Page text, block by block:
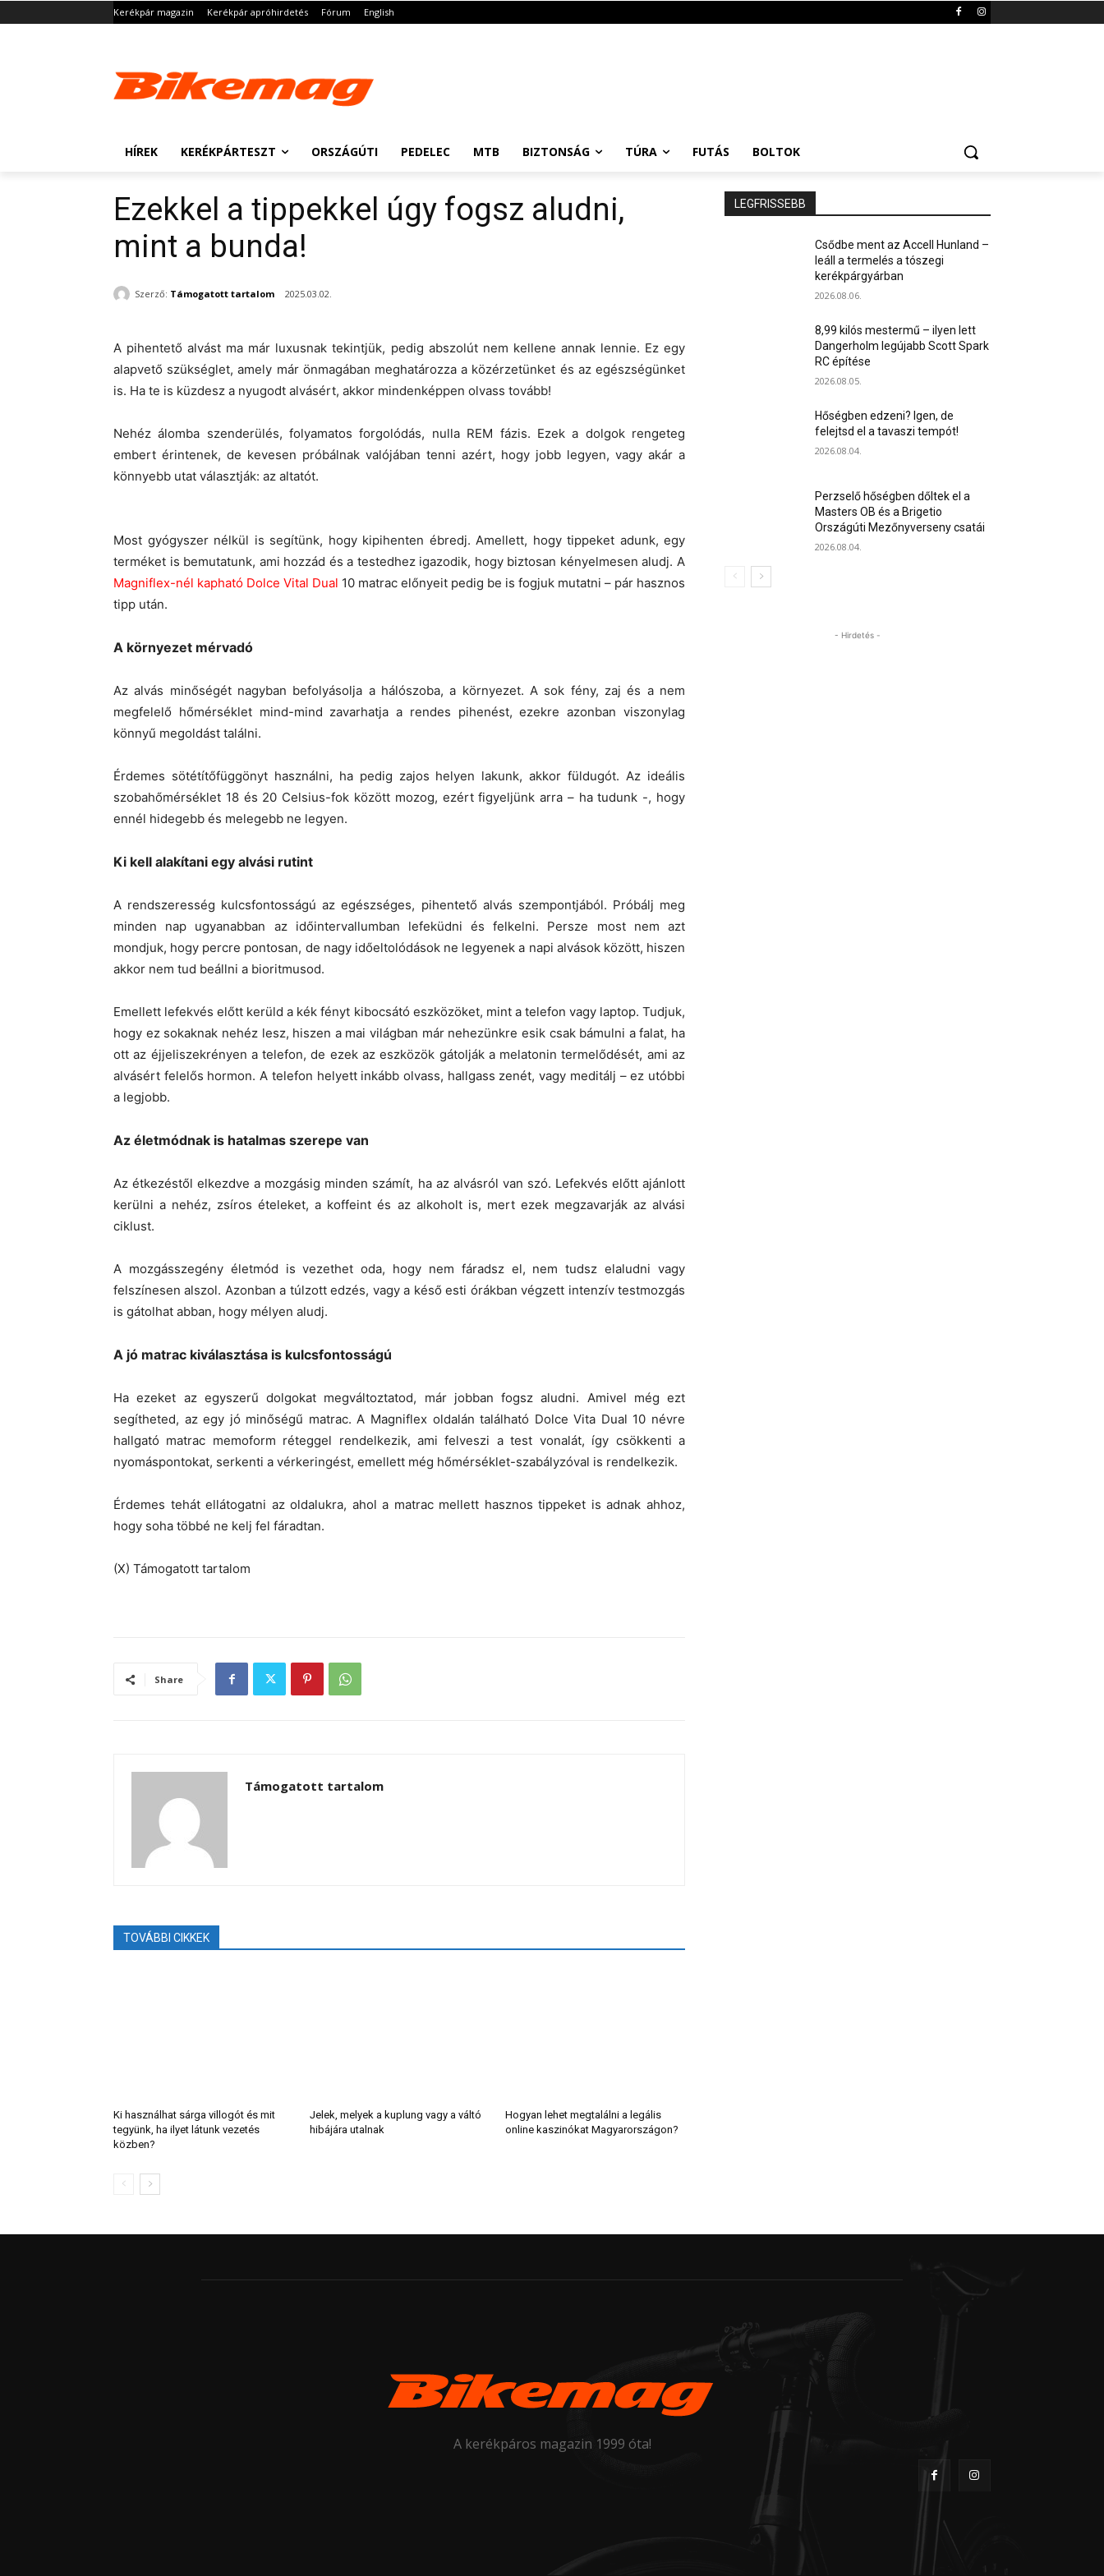
Kerékpár magazin Kerékpár apróhirdetés Fórum English
HÍREK KERÉKPÁRTESZT ORSZÁGÚTI PEDELEC MTB BIZTONSÁG TÚRA FUTÁS BOLTOK
Ezekkel a tippekkel úgy fogsz aludni,
mint a bunda!
Szerző: Támogatott tartalom 2025.03.02.
A pihentető alvást ma már luxusnak tekintjük, pedig abszolút nem kellene annak lennie. Ez egy
alapvető szükséglet, amely már önmagában meghatározza a közérzetünket és az egészségünket
is. Ha te is küzdesz a nyugodt alvásért, akkor mindenképpen olvass tovább!
Nehéz álomba szenderülés, folyamatos forgolódás, nulla REM fázis. Ezek a dolgok rengeteg
embert érintenek, de kevesen próbálnak valójában tenni azért, hogy jobb legyen, vagy akár a
könnyebb utat választják: az altatót.
Most gyógyszer nélkül is segítünk, hogy kipihenten ébredj. Amellett, hogy tippeket adunk, egy
terméket is bemutatunk, ami hozzád és a testedhez igazodik, hogy biztosan kényelmesen aludj. A
Magniflex-nél kapható Dolce Vital Dual 10 matrac előnyeit pedig be is fogjuk mutatni – pár hasznos
tipp után.
A környezet mérvadó
Az alvás minőségét nagyban befolyásolja a hálószoba, a környezet. A sok fény, zaj és a nem
megfelelő hőmérséklet mind-mind zavarhatja a rendes pihenést, ezekre azonban viszonylag
könnyű megoldást találni.
Érdemes sötétítőfüggönyt használni, ha pedig zajos helyen lakunk, akkor füldugót. Az ideális
szobahőmérséklet 18 és 20 Celsius-fok között mozog, ezért figyeljünk arra – ha tudunk -, hogy
ennél hidegebb és melegebb ne legyen.
Ki kell alakítani egy alvási rutint
A rendszeresség kulcsfontosságú az egészséges, pihentető alvás szempontjából. Próbálj meg
minden nap ugyanabban az időintervallumban lefeküdni és felkelni. Persze most nem azt
mondjuk, hogy percre pontosan, de nagy időeltolódások ne legyenek a napi alvások között, hiszen
akkor nem tud beállni a bioritmusod.
Emellett lefekvés előtt kerüld a kék fényt kibocsátó eszközöket, mint a telefon vagy laptop. Tudjuk,
hogy ez sokaknak nehéz lesz, hiszen a mai világban már nehezünkre esik csak bámulni a falat, ha
ott az éjjeliszekrényen a telefon, de ezek az eszközök gátolják a melatonin termelődését, ami az
alvásért felelős hormon. A telefon helyett inkább olvass, hallgass zenét, vagy meditálj – ez utóbbi
a legjobb.
Az életmódnak is hatalmas szerepe van
Az étkezéstől elkezdve a mozgásig minden számít, ha az alvásról van szó. Lefekvés előtt ajánlott
kerülni a nehéz, zsíros ételeket, a koffeint és az alkoholt is, mert ezek megzavarják az alvási
ciklust.
A mozgásszegény életmód is vezethet oda, hogy nem fáradsz el, nem tudsz elaludni vagy
felszínesen alszol. Azonban a túlzott edzés, vagy a késő esti órákban végzett intenzív testmozgás
is gátolhat abban, hogy mélyen aludj.
A jó matrac kiválasztása is kulcsfontosságú
Ha ezeket az egyszerű dolgokat megváltoztatod, már jobban fogsz aludni. Amivel még ezt
segítheted, az egy jó minőségű matrac. A Magniflex oldalán található Dolce Vita Dual 10 névre
hallgató matrac memoform réteggel rendelkezik, ami felveszi a test vonalát, így csökkenti a
nyomáspontokat, serkenti a vérkeringést, emellett még hőmérséklet-szabályzóval is rendelkezik.
Érdemes tehát ellátogatni az oldalukra, ahol a matrac mellett hasznos tippeket is adnak ahhoz,
hogy soha többé ne kelj fel fáradtan.
(X) Támogatott tartalom
Share
Támogatott tartalom
TOVÁBBI CIKKEK
Ki használhat sárga villogót és mit
tegyünk, ha ilyet látunk vezetés
közben?
Jelek, melyek a kuplung vagy a váltó
hibájára utalnak
Hogyan lehet megtalálni a legális
online kaszinókat Magyarországon?
LEGFRISSEBB
Csődbe ment az Accell Hunland –
leáll a termelés a tószegi
kerékpárgyárban
2026.08.06.
8,99 kilós mestermű – ilyen lett
Dangerholm legújabb Scott Spark
RC építése
2026.08.05.
Hőségben edzeni? Igen, de
felejtsd el a tavaszi tempót!
2026.08.04.
Perzselő hőségben dőltek el a
Masters OB és a Brigetio
Országúti Mezőnyverseny csatái
2026.08.04.
- Hirdetés -
A kerékpáros magazin 1999 óta!